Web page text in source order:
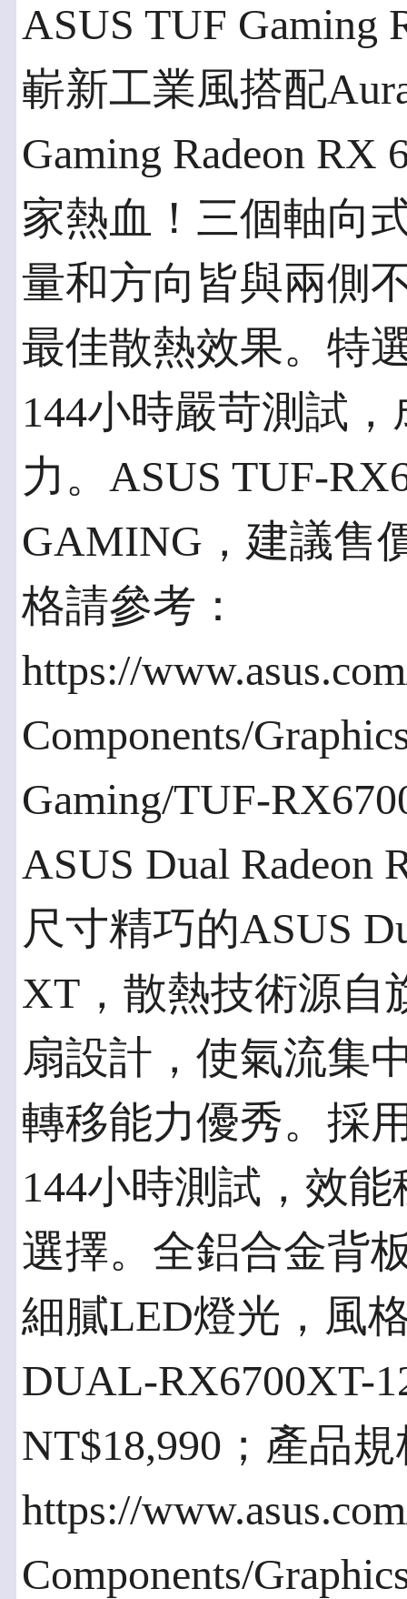
ASUS TUF Gaming
嶄新工業風搭配
Gaming Radeon
家熱血！三個軸向
量和方向皆與兩側
最佳散熱效果。特
144小時嚴苛測試
力。ASUS TUF-
GAMING，建議售
格請參考：
https://
Components/
Gaming/TUF-
ASUS Dual Radeon
尺寸精巧的ASUS
XT，散熱技術源自
扇設計，使氣流集
轉移能力優秀。採
144小時測試，效
選擇。全鋁合金背
細膩LED燈光，風
DUAL-RX6700XT-
NT$18,990；產品
https://
Components/